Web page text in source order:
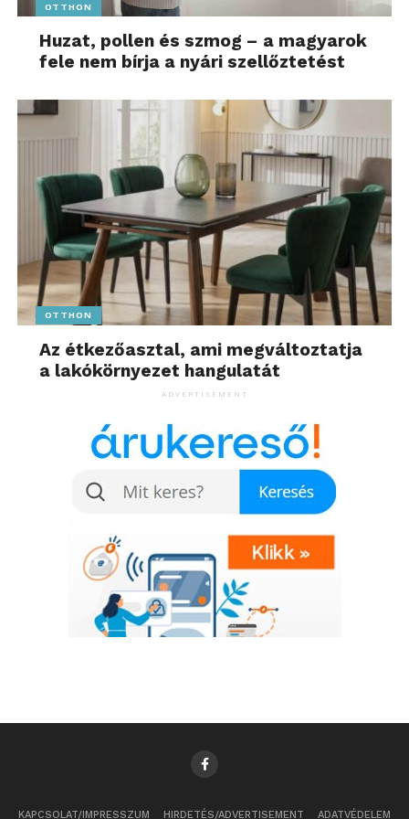
ben, egy alkalommal
pedig egészen a TOP 8-ig
jutottunk. A verseny
különlegessége, hogy
nem csupán
megmérettetés:
szakmailag is kiemelkedő
támogatást jelent, hiszen
az ország legkiválóbb
szakemberei segítik a
résztvevőket. A design
thinking, a pitchelés,
mindfulness – ezek a
korábban misztikusnak
tűnő kifejezések
kézzelfogható tudássá
váltak, és erőt,
magabiztosságot adtak a
fiataloknak. A mostani
döntő előtt izgatottan
készülünk – a csapatom
is, és én is. Igyekszünk a
néha a legapróbb
részletek – egy mozdulat,
OTTHON
Huzat, pollen és szmog – a magyarok
fele nem bírja a nyári szellőztetést
OTTHON
Az étkezőasztal, ami megváltoztatja
a lakókörnyezet hangulatát
ADVERTISEMENT
KAPCSOLAT/IMPRESSZUM HIRDETÉS/ADVERTISEMENT ADATVÉDELEM